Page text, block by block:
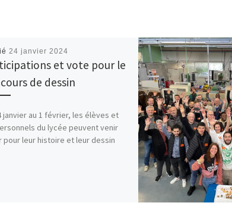
24 janvier 2024
et vote pour le
de dessin
janvier au 1 février, les élèves et
du lycée peuvent venir
pour leur histoire et leur dessin